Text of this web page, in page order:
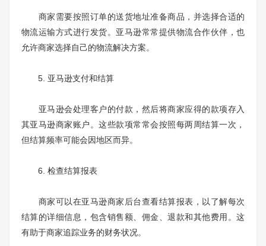
商家需要按照订单的送货地址准备商品，并选择合适的
物流运输方式进行发货。亚马逊常常提供物流合作伙伴，也
允许商家选择自己的物流解决方案。
5. 亚马逊支付和结算
亚马逊会处理客户的付款，然后将商家应得的款项存入
其亚马逊商家账户。这些款项常常会按照每两周结算一次，
但结算频率可能会因地区而异。
6. 检查结算报表
商家可以在亚马逊商家后台查看结算报表，以了解每次
结算的详细信息，包含销售额、佣金、退款和其他费用。这
有助于商家追踪业务的财务状况。